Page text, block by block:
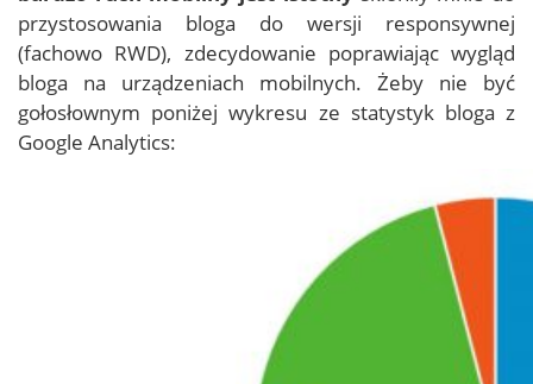
przystosowania bloga do wersji responsywnej
(fachowo RWD), zdecydowanie poprawiając wygląd
bloga na urządzeniach mobilnych. Żeby nie być
gołosłownym poniżej wykresu ze statystyk bloga z
Google Analytics: